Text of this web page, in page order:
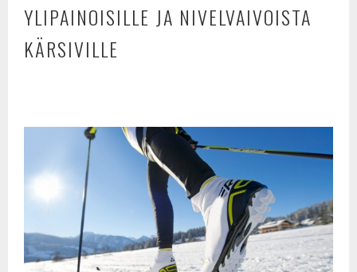
YLIPAINOISILLE JA NIVELVAIVOISTA
KÄRSIVILLE